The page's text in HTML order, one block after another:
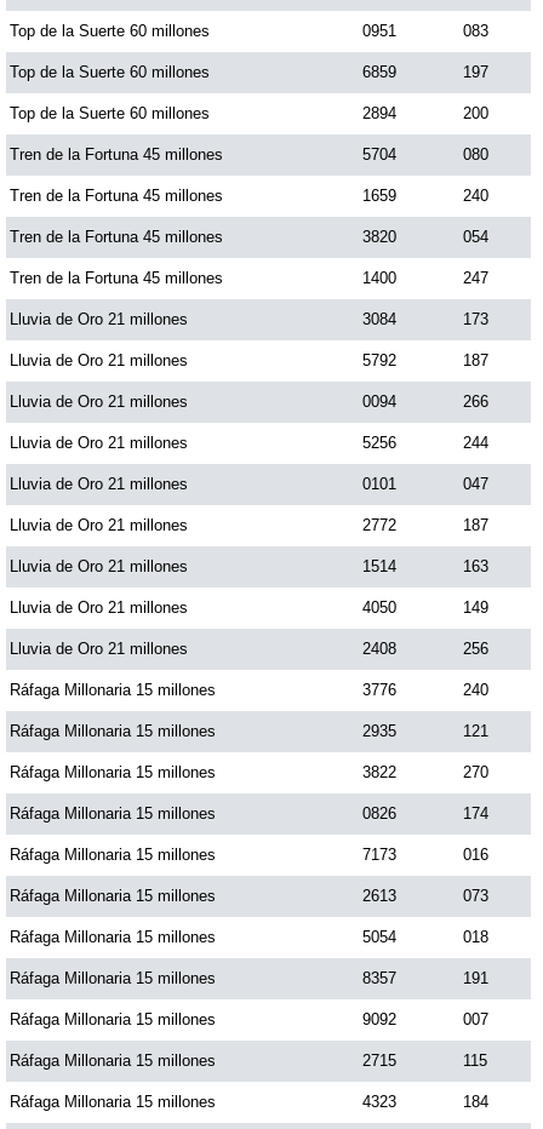
Top de la Suerte 60 millones 0951 083
Top de la Suerte 60 millones 6859 197
Top de la Suerte 60 millones 2894 200
Tren de la Fortuna 45 millones 5704 080
Tren de la Fortuna 45 millones 1659 240
Tren de la Fortuna 45 millones 3820 054
Tren de la Fortuna 45 millones 1400 247
Lluvia de Oro 21 millones 3084 173
Lluvia de Oro 21 millones 5792 187
Lluvia de Oro 21 millones 0094 266
Lluvia de Oro 21 millones 5256 244
Lluvia de Oro 21 millones 0101 047
Lluvia de Oro 21 millones 2772 187
Lluvia de Oro 21 millones 1514 163
Lluvia de Oro 21 millones 4050 149
Lluvia de Oro 21 millones 2408 256
Ráfaga Millonaria 15 millones 3776 240
Ráfaga Millonaria 15 millones 2935 121
Ráfaga Millonaria 15 millones 3822 270
Ráfaga Millonaria 15 millones 0826 174
Ráfaga Millonaria 15 millones 7173 016
Ráfaga Millonaria 15 millones 2613 073
Ráfaga Millonaria 15 millones 5054 018
Ráfaga Millonaria 15 millones 8357 191
Ráfaga Millonaria 15 millones 9092 007
Ráfaga Millonaria 15 millones 2715 115
Ráfaga Millonaria 15 millones 4323 184